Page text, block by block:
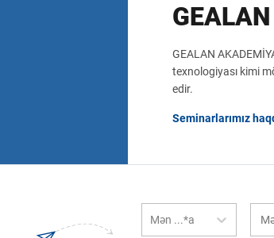
GEALAN
texnologiyası kimi
edir.
Seminarlarımız
Mən ...*a